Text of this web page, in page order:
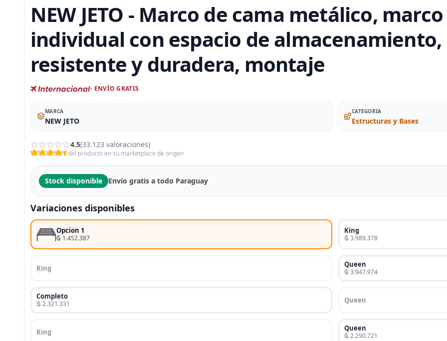
NEW JETO - Marco de cama metálico,
individual con espacio de almacenamiento,
resistente y duradera, montaje
- ENVÍO GRATIS
MARCA
NEW JETO
CATEGORIA
Estructuras y Bases
4.5(33.123 valoraciones)
Valoraciones del producto en su marketplace de origen
Stock disponible Envio gratis a todo Paraguay
Variaciones disponibles
Opcion 1
₲ 1.452.387
King
₲ 3.989.378
King Queen
₲ 3.947.974
Completo
₲ 2.321.331 Queen
King Queen
₲ 2.290.721